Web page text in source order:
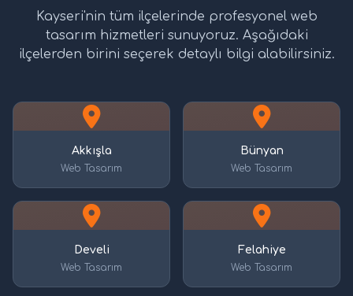
Kayseri'nin tüm ilçelerinde profesyonel web
tasarım hizmetleri sunuyoruz. Aşağıdaki
ilçelerden birini seçerek detaylı bilgi alabilirsiniz.
Akkışla
Web Tasarım
Bünyan
Web Tasarım
Develi
Web Tasarım
Felahiye
Web Tasarım